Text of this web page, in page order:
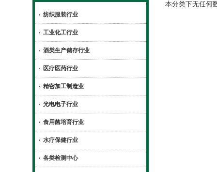
纺织服装行业
工业化工行业
酒类生产储存行业
医疗医药行业
精密加工制造业
光电电子行业
食用菌培育行业
水疗保健行业
各类检测中心
本分类下无任何